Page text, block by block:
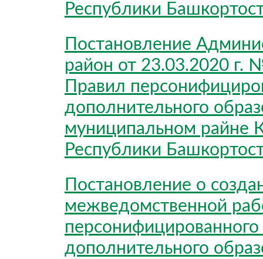
Республики
Постановление
район от 23.03.2020
Правил
дополнительного
муниципальном райне
Республики
Постановление о
межведомственной
дополнительного